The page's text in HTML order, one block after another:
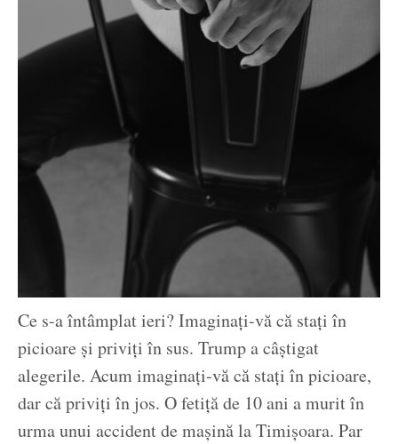
Ce s-a întâmplat ieri? Imaginați-vă că stați în
picioare și priviți în sus. Trump a câștigat
alegerile. Acum imaginați-vă că stați în picioare,
dar că priviți în jos. O fetiță de 10 ani a murit în
urma unui accident de mașină la Timișoara. Par